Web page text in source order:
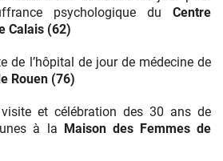
psychologique du Centre
Calais (62)
de l’hôpital de jour de médecine de
Rouen (76)
et célébration des 30 ans de
à la Maison des Femmes de